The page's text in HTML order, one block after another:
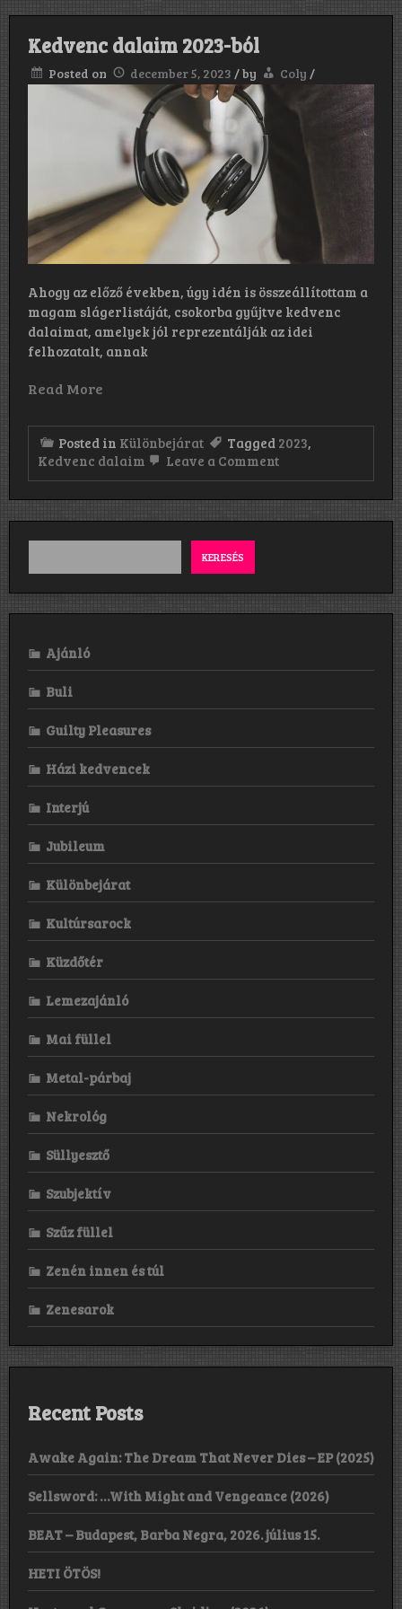
Kedvenc dalaim 2023-ból
Posted on december 5, 2023 /by Coly /
Ahogy az előző években, úgy idén is összeállítottam a
magam slágerlistáját, csokorba gyűjtve kedvenc
dalaimat, amelyek jól reprezentálják az idei
felhozatalt, annak
Read More
Posted in Különbejárat Tagged 2023,
Kedvenc dalaim
Leave a Commenton
2023-
ból
KERESÉS
Ajánló
Buli
Guilty Pleasures
Házi kedvencek
Interjú
Jubileum
Különbejárat
Kultúrsarock
Küzdőtér
Lemezajánló
Mai füllel
Metal-párbaj
Nekrológ
Süllyesztő
Szubjektív
Szűz füllel
Zenén innen és túl
Zenesarok
Recent Posts
Awake Again: The Dream That Never Dies – EP (2025)
Sellsword: …With Might and Vengeance (2026)
BEAT – Budapest, Barba Negra, 2026. július 15.
HETI ÖTÖS!